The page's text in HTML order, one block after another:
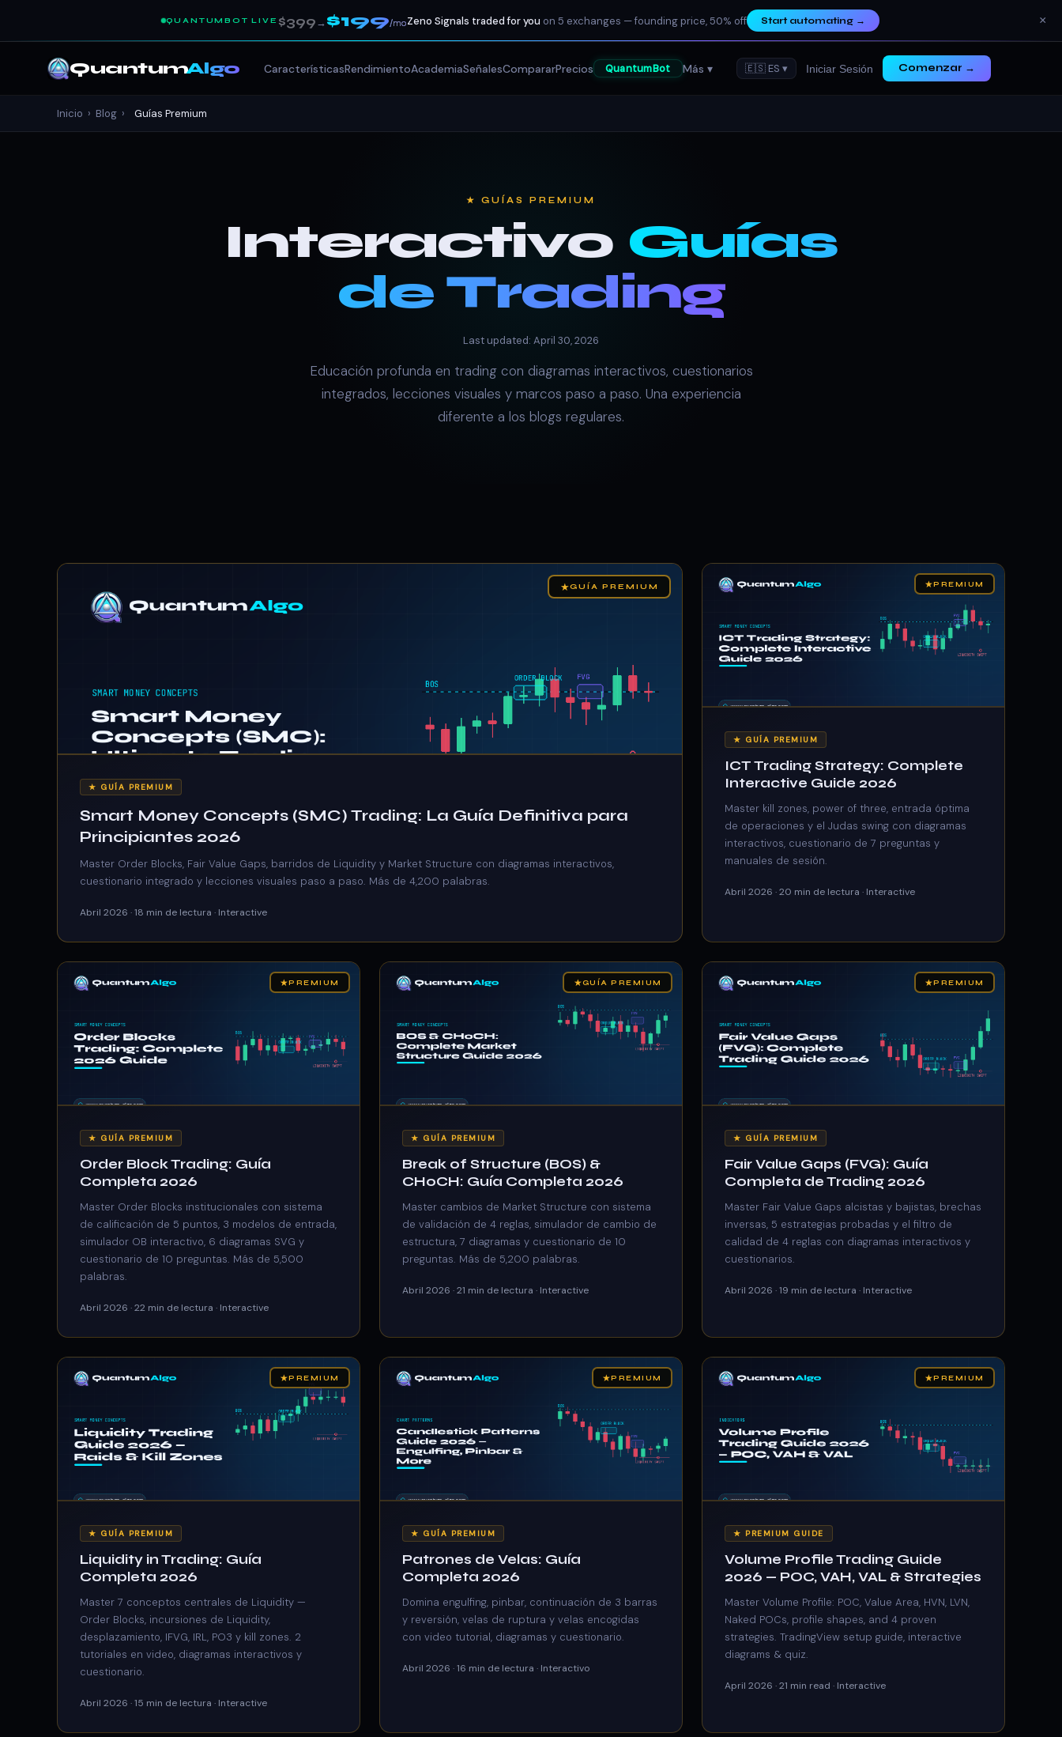
QUANTUMBOT LIVE $399→$199/moZeno Signals traded for you on 5 exchanges — founding price, 50% off Start automating→ ×
QuantumAlgo CaracterísticasRendimientoAcademiaSeñalesCompararPrecios QuantumBot Más ▾ 🇪🇸 ES ▾ Iniciar Sesión Comenzar →
Inicio › Blog › Guías Premium
★ GUÍAS PREMIUM
Interactivo Guías
de Trading
Last updated: April 30, 2026
Educación profunda en trading con diagramas interactivos, cuestionarios
integrados, lecciones visuales y marcos paso a paso. Una experiencia
diferente a los blogs regulares.
★GUÍA PREMIUM
★ GUÍA PREMIUM
Smart Money Concepts (SMC) Trading: La Guía Definitiva para
Principiantes 2026
Master Order Blocks, Fair Value Gaps, barridos de Liquidity y Market Structure con diagramas interactivos,
cuestionario integrado y lecciones visuales paso a paso. Más de 4,200 palabras.
Abril 2026 · 18 min de lectura · Interactive
★PREMIUM
★ GUÍA PREMIUM
ICT Trading Strategy: Complete
Interactive Guide 2026
Master kill zones, power of three, entrada óptima
de operaciones y el Judas swing con diagramas
interactivos, cuestionario de 7 preguntas y
manuales de sesión.
Abril 2026 · 20 min de lectura · Interactive
★PREMIUM
★ GUÍA PREMIUM
Order Block Trading: Guía
Completa 2026
Master Order Blocks institucionales con sistema
de calificación de 5 puntos, 3 modelos de entrada,
simulador OB interactivo, 6 diagramas SVG y
cuestionario de 10 preguntas. Más de 5,500
palabras.
Abril 2026 · 22 min de lectura · Interactive
★GUÍA PREMIUM
★ GUÍA PREMIUM
Break of Structure (BOS) &
CHoCH: Guía Completa 2026
Master cambios de Market Structure con sistema
de validación de 4 reglas, simulador de cambio de
estructura, 7 diagramas y cuestionario de 10
preguntas. Más de 5,200 palabras.
Abril 2026 · 21 min de lectura · Interactive
★PREMIUM
★ GUÍA PREMIUM
Fair Value Gaps (FVG): Guía
Completa de Trading 2026
Master Fair Value Gaps alcistas y bajistas, brechas
inversas, 5 estrategias probadas y el filtro de
calidad de 4 reglas con diagramas interactivos y
cuestionarios.
Abril 2026 · 19 min de lectura · Interactive
★PREMIUM
★ GUÍA PREMIUM
Liquidity in Trading: Guía
Completa 2026
Master 7 conceptos centrales de Liquidity —
Order Blocks, incursiones de Liquidity,
desplazamiento, IFVG, IRL, PO3 y kill zones. 2
tutoriales en video, diagramas interactivos y
cuestionario.
Abril 2026 · 15 min de lectura · Interactive
★PREMIUM
★ GUÍA PREMIUM
Patrones de Velas: Guía
Completa 2026
Domina engulfing, pinbar, continuación de 3 barras
y reversión, velas de ruptura y velas encogidas
con video tutorial, diagramas y cuestionario.
Abril 2026 · 16 min de lectura · Interactivo
★PREMIUM
★ PREMIUM GUIDE
Volume Profile Trading Guide
2026 — POC, VAH, VAL & Strategies
Master Volume Profile: POC, Value Area, HVN, LVN,
Naked POCs, profile shapes, and 4 proven
strategies. TradingView setup guide, interactive
diagrams & quiz.
April 2026 · 21 min read · Interactive